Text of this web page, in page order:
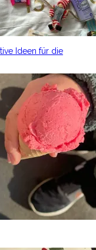
Ideen für die